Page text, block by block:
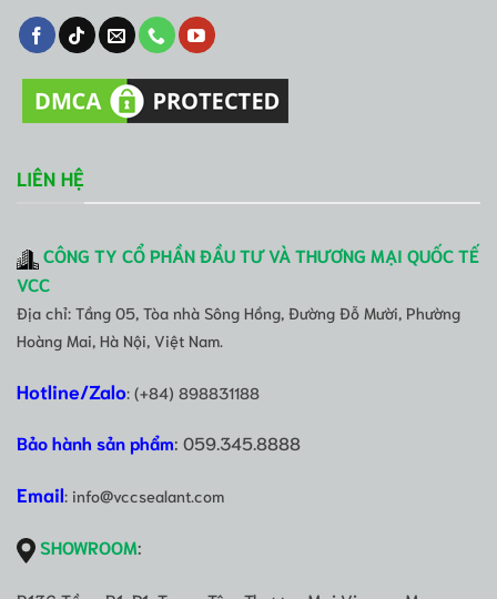
LIÊN HỆ
CÔNG TY CỔ PHẦN ĐẦU TƯ VÀ THƯƠNG MẠI QUỐC TẾ
VCC
Địa chỉ: Tầng 05, Tòa nhà Sông Hồng, Đường Đỗ Mười, Phường
Hoàng Mai, Hà Nội, Việt Nam.
Hotline/Zalo: (+84) 898831188
Bảo hành sản phẩm: 059.345.8888
Email: info@vccsealant.com
SHOWROOM: